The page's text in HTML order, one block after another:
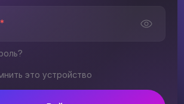
*
это устройство